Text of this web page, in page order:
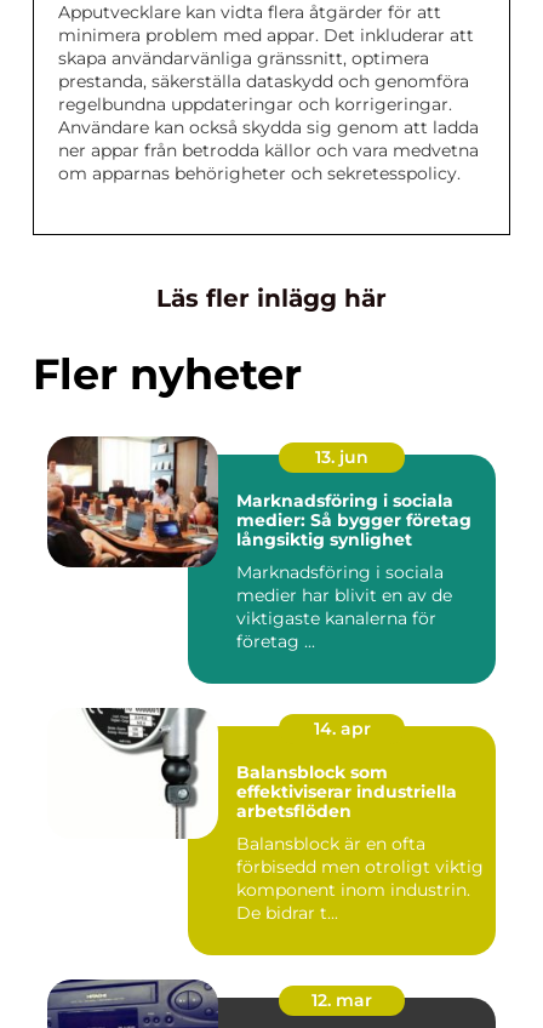
Apputvecklare kan vidta flera åtgärder för att
minimera problem med appar. Det inkluderar att
skapa användarvänliga gränssnitt, optimera
prestanda, säkerställa dataskydd och genomföra
regelbundna uppdateringar och korrigeringar.
Användare kan också skydda sig genom att ladda
ner appar från betrodda källor och vara medvetna
om apparnas behörigheter och sekretesspolicy.
Läs fler inlägg här
Fler nyheter
13. jun
Marknadsföring i sociala
medier: Så bygger företag
långsiktig synlighet
Marknadsföring i sociala
medier har blivit en av de
viktigaste kanalerna för
företag ...
14. apr
Balansblock som
effektiviserar industriella
arbetsflöden
Balansblock är en ofta
förbisedd men otroligt viktig
komponent inom industrin.
De bidrar t...
12. mar